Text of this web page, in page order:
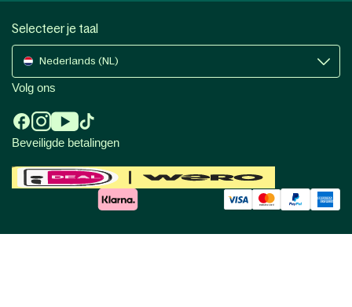
Selecteer je taal
Nederlands (NL)
Volg ons
Beveiligde betalingen